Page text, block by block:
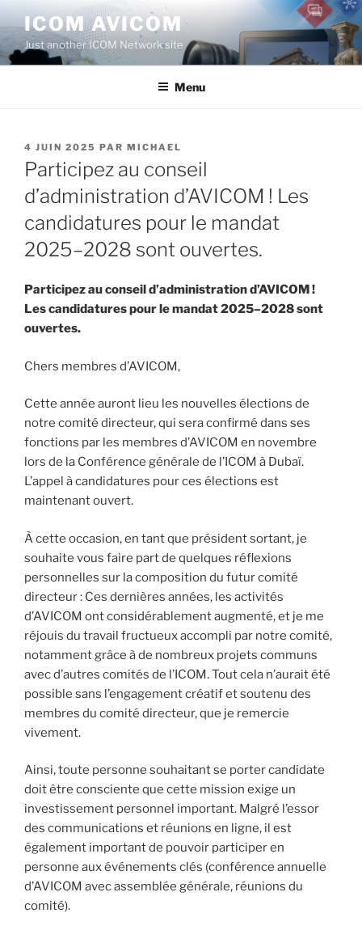
au
contenu
principal
ICOM AVICOM
Just another ICOM Network site
Menu
PUBLIÉ
LE
4 JUIN 2025 PAR MICHAEL
Participez au conseil
d’administration d’AVICOM ! Les
candidatures pour le mandat
2025–2028 sont ouvertes.
Participez au conseil d’administrationd’AVICOM !
Les candidatures pour le mandat 2025–2028 sont
ouvertes.
Chers membres d’AVICOM,
Cette année auront lieu les nouvelles élections de
notre comité directeur, qui sera confirmé dans ses
fonctions par les membres d’AVICOM en novembre
lors de la Conférence générale de l’ICOM à Dubaï.
L’appel à candidatures pour ces élections est
maintenant ouvert.
À cette occasion, en tant que président sortant, je
souhaite vous faire part de quelques réflexions
personnelles sur la composition du futur comité
directeur : Ces dernières années, les activités
d’AVICOM ont considérablement augmenté, et je me
réjouis du travail fructueux accompli par notre comité,
notamment grâce à de nombreux projets communs
avec d’autres comités de l’ICOM. Tout cela n’aurait été
possible sans l’engagement créatif et soutenu des
membres du comité directeur, que je remercie
vivement.
Ainsi, toute personne souhaitant se porter candidate
doit être consciente que cette mission exige un
investissement personnel important. Malgré l’essor
des communications et réunions en ligne, il est
également important de pouvoir participer en
personne aux événements clés (conférence annuelle
d’AVICOM avec assemblée générale, réunions du
comité).